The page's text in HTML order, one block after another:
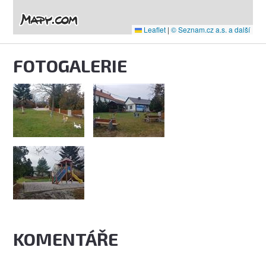
Leaflet | © Seznam.cz a.s. a další
FOTOGALERIE
KOMENTÁŘE